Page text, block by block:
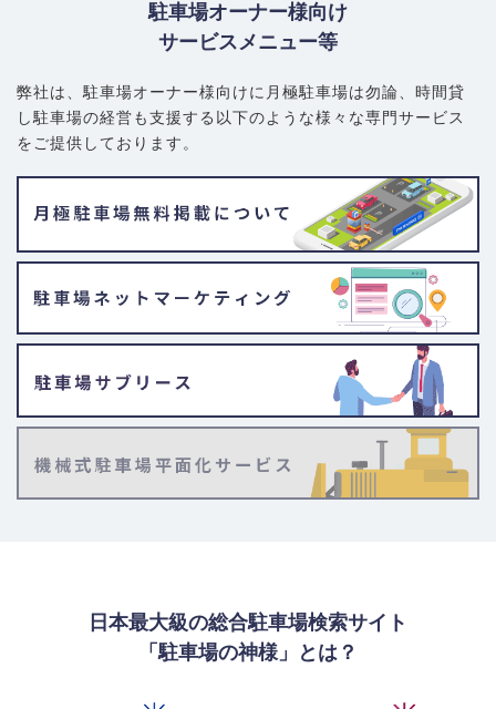
駐車場オーナー様向け
サービスメニュー等
弊社は、駐車場オーナー様向けに月極駐車場は勿論、 時間貸
し駐車場の経営も支援する以下のような様々な専門サービス
をご提供しております。
日本最大級の総合駐車場検索サイト
「駐車場の神様」とは？